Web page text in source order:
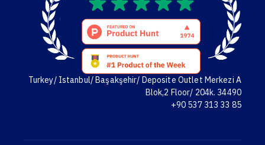
Turkey/ Istanbul/ Başakşehir/ Deposite Outlet Merkezi A
Blok,2 Floor/ 204k. 34490
+90 537 313 33 85